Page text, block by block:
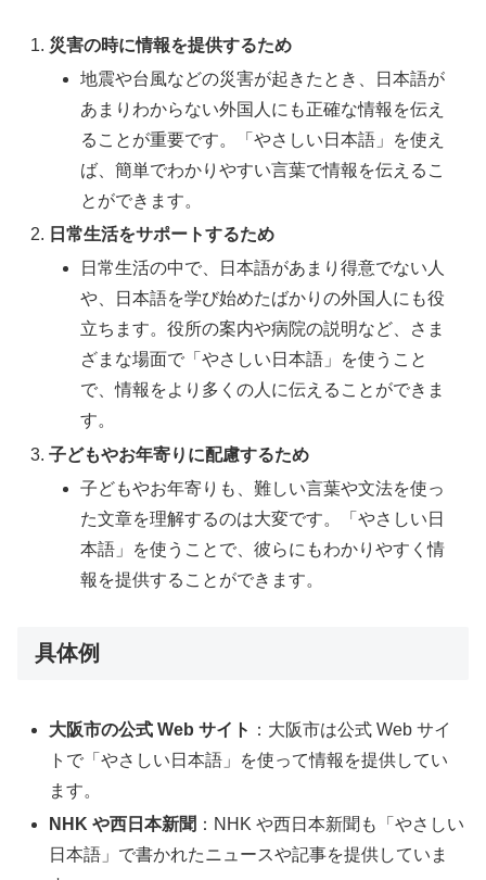
災害の時に情報を提供するため
地震や台風などの災害が起きたとき、日本語が
あまりわからない外国人にも正確な情報を伝え
ることが重要です。「やさしい日本語」を使え
ば、簡単でわかりやすい言葉で情報を伝えるこ
とができます。
日常生活をサポートするため
日常生活の中で、日本語があまり得意でない人
や、日本語を学び始めたばかりの外国人にも役
立ちます。役所の案内や病院の説明など、さま
ざまな場面で「やさしい日本語」を使うこと
で、情報をより多くの人に伝えることができま
す。
子どもやお年寄りに配慮するため
子どもやお年寄りも、難しい言葉や文法を使っ
た文章を理解するのは大変です。「やさしい日
本語」を使うことで、彼らにもわかりやすく情
報を提供することができます。
具体例
大阪市の公式 Web サイト ：大阪市は公式 Web サイ
トで「やさしい日本語」を使って情報を提供してい
ます。
NHK や西日本新聞 ：NHK や西日本新聞も「やさしい
日本語」で書かれたニュースや記事を提供していま